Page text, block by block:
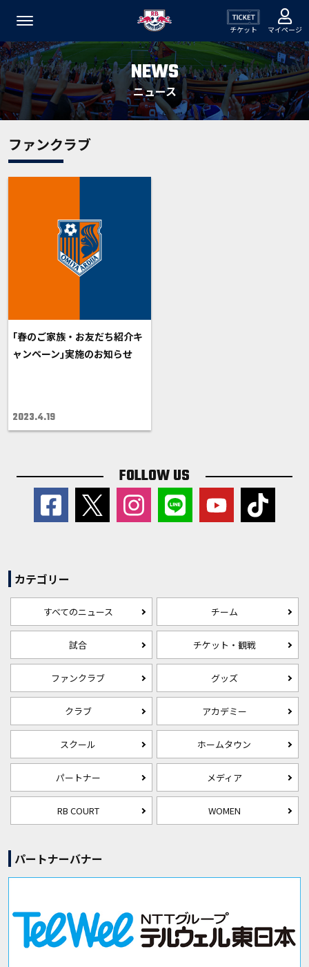
チケット マイページ
NEWS
ニュース
ファンクラブ
｢春のご家族・お友だち紹介キ
ャンペーン｣実施のお知らせ
2023.4.19
FOLLOW US
カテゴリー
すべてのニュース チーム
試合 チケット・観戦
ファンクラブ グッズ
クラブ アカデミー
スクール ホームタウン
パートナー メディア
RB COURT WOMEN
パートナーバナー